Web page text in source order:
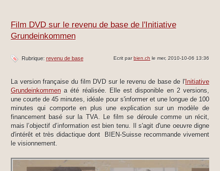
Film DVD sur le revenu de base de l'Initiative
Grundeinkommen
Ecrit parbien.ch le mer, 2010-10-06 13:36
Rubrique: revenu de base
La version française du film DVD sur le revenu de base de l'Initiative
Grundeinkommena été réalisée. Elle est disponible en 2 versions,
une courte de 45 minutes, idéale pour s'informer et une longue de 100
minutes qui comporte en plus une explication sur un modèle de
financement basé sur la TVA. Le film se déroule comme un récit,
mais l’objectif d’information est bien tenu. Il s'agit d'une oeuvre digne
d'intérêt et très didactique dont BIEN-Suisse recommande vivement
le visionnement.